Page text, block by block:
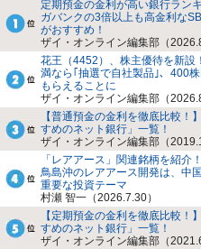
定期預金の金利が高い銀行ラン
ガバンクの3倍以上も高金利な
がおすすめ！
ザイ・オンライン編集部（
花王（4452）、株主優待を新
満なら｢抽選で自社製品｣、400
もらえることに
ザイ・オンライン編集部（
【普通預金の金利を徹底比較！
すめのネット銀行」一覧！
ザイ・オンライン編集部（
「レアアース」関連銘柄を紹
鳥島沖のレアアース開発は、中
重要な投資テーマ
村瀬 智一（2026.7.30）
【定期預金の金利を徹底比較！
すめのネット銀行」一覧！
ザイ・オンライン編集部（